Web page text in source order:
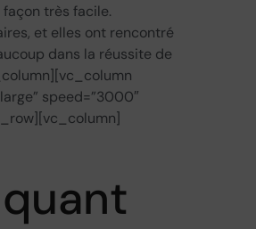
très facile.
et elles ont rencontré
dans la réussite de
speed=”3000″